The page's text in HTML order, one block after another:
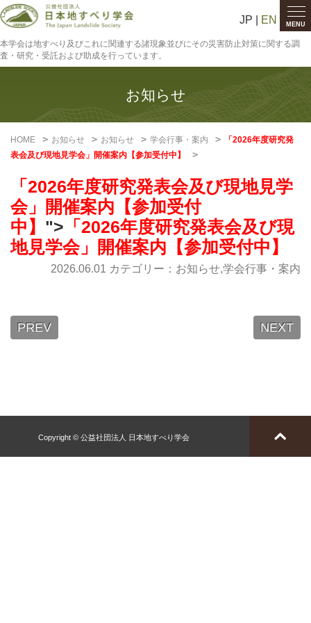
MENU
JP | EN
本学会は地すべり及びこれに関連する諸現象並びにその災害防止対策に関する調
査・研究・受託および助成を行っています。
お知らせ
HOME お知らせ お知らせ 学会行事・案内
「2026年度研究発
表会及び現地見学会」開催案内【参加受付中】
「2026年度研究発表会及び現地見学
会」開催案内【参加受付
中】 "> 「2026年度研究発表会及び現
地見学会」開催案内【参加受付中】
2026.06.01 カテゴリー： お知らせ,学会行事・案内
PREV NEXT
Copyright © 公益社団法人 日本地すべり学会